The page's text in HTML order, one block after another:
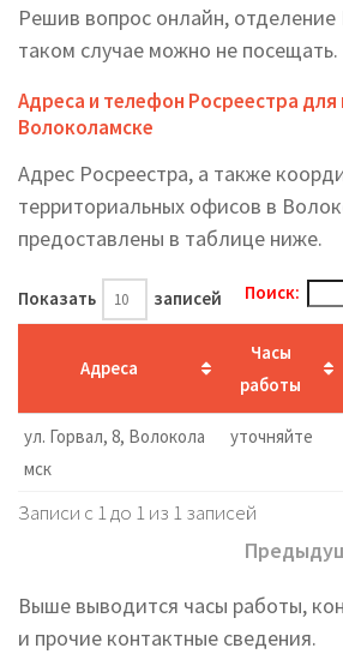
Решив вопрос онлайн, отделение
таком случае можно не посещать.
Адреса и телефон Росреестра для
Волоколамске
Адрес Росреестра, а также
территориальных офисов в
предоставлены в таблице ниже.
Показать записей Поиск:
Адреса
Часы
работы
ул. Горвал, 8, Волокола
мск
уточняйте
Записи с 1 до 1 из 1 записей
Выше выводится часы работы,
и прочие контактные сведения.